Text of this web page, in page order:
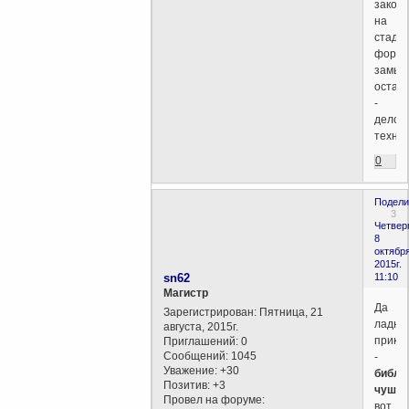
на
-
дело
0
3
8
2015г.
11:10
sn62
Магистр
Зарегистрирован: Пятница, 21
августа, 2015г.
Приглашений: 0
Сообщений: 1045
Уважение: +30
Позитив: +3
Провел на форуме:
Да
ладно
-
чушь
вот